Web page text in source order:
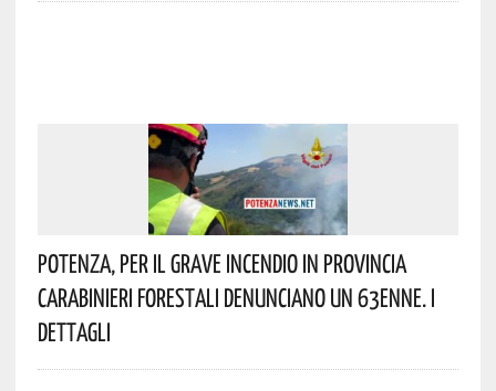
Potenza, Per Il Grave Incendio In Provincia
Carabinieri Forestali Denunciano Un 63enne. I
Dettagli